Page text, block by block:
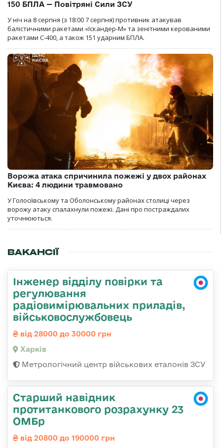
150 БПЛА — Повітряні Сили ЗСУ
У ніч на 8 серпня (з 18:00 7 серпня) противник атакував
балістичними ракетами «Іскандер-М» та зенітними керованими
ракетами С-400, а також 151 ударним БПЛА.
Ворожа атака спричинила пожежі у двох районах
Києва: 4 людини травмовано
У Голосіївському та Оболонському районах столиці через
ворожу атаку спалахнули пожежі. Дані про постраждалих
уточнюються.
ВАКАНСІЇ
Інженер відділу повірки та
регулювання
радіовимірювальних приладів,
військовослужбовець
від 28000 до 30000 грн
Харків
Метрологічний центр військових еталонів ЗСУ
Старший навідник
протитанкового розрахунку 23
ОМБр
від 20800 до 190000 грн